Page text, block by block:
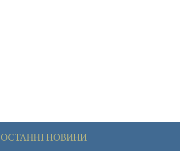
ОСТАННІ НОВИНИ